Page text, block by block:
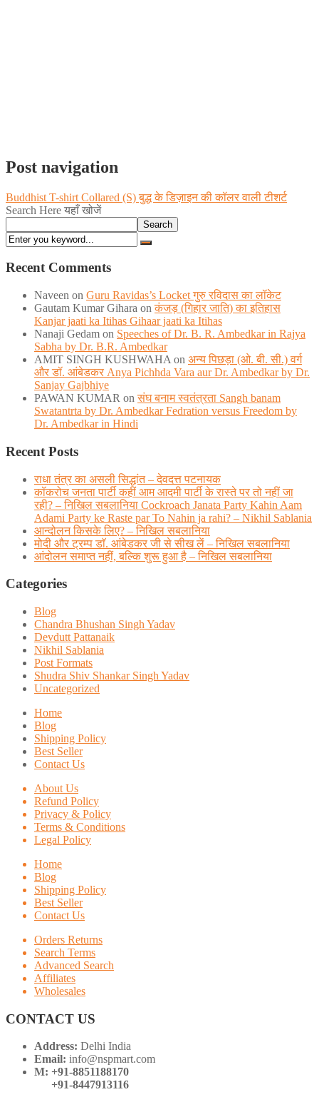
Post navigation
Buddhist T-shirt Collared (S) बुद्ध के डिज़ाइन की कॉलर वाली टीशर्ट
Search Here यहाँ खोजें
Search
Recent Comments
Naveen on Guru Ravidas’s Locket गुरु रविदास का लॉकेट
Gautam Kumar Gihara onकंजड़ (गिहार जाति) का इतिहास
Kanjar jaati ka Itihas Gihaar jaati ka Itihas
Nanaji Gedam on Speeches of Dr. B. R. Ambedkar in Rajya
Sabha by Dr. B.R. Ambedkar
AMIT SINGH KUSHWAHA on अन्य पिछड़ा (ओ. बी. सी.) वर्ग
और डॉ. आंबेडकर Anya Pichhda Vara aur Dr. Ambedkar by Dr.
Sanjay Gajbhiye
PAWAN KUMAR onसंघ बनाम स्वतंत्रता Sangh banam
Swatantrta by Dr. Ambedkar Fedration versus Freedom by
Dr. Ambedkar in Hindi
Recent Posts
राधा तंत्र का असली सिद्धांत – देवदत्त पटनायक
कॉकरोच जनता पार्टी कहीं आम आदमी पार्टी के रास्ते पर तो नहीं जा
रही? – निखिल सबलानिया Cockroach Janata Party Kahin Aam
Adami Party ke Raste par To Nahin ja rahi? – Nikhil Sablania
आन्दोलन किसके लिए? – निखिल सबलानिया
मोदी और ट्रम्प डाॅ. आंबेडकर जी से सीख लें – निखिल सबलानिया
आंदोलन समाप्त नहीं, बल्कि शुरू हुआ है – निखिल सबलानिया
Categories
Blog
Chandra Bhushan Singh Yadav
Devdutt Pattanaik
Nikhil Sablania
Post Formats
Shudra Shiv Shankar Singh Yadav
Uncategorized
Home
Blog
Shipping Policy
Best Seller
Contact Us
About Us
Refund Policy
Privacy & Policy
Terms & Conditions
Legal Policy
Home
Blog
Shipping Policy
Best Seller
Contact Us
Orders Returns
Search Terms
Advanced Search
Affiliates
Wholesales
CONTACT US
Address: Delhi India
Email: info@nspmart.com
M: +91-8851188170
+91-8447913116